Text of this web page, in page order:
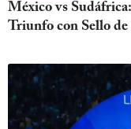
México vs
Triunfo con Sello